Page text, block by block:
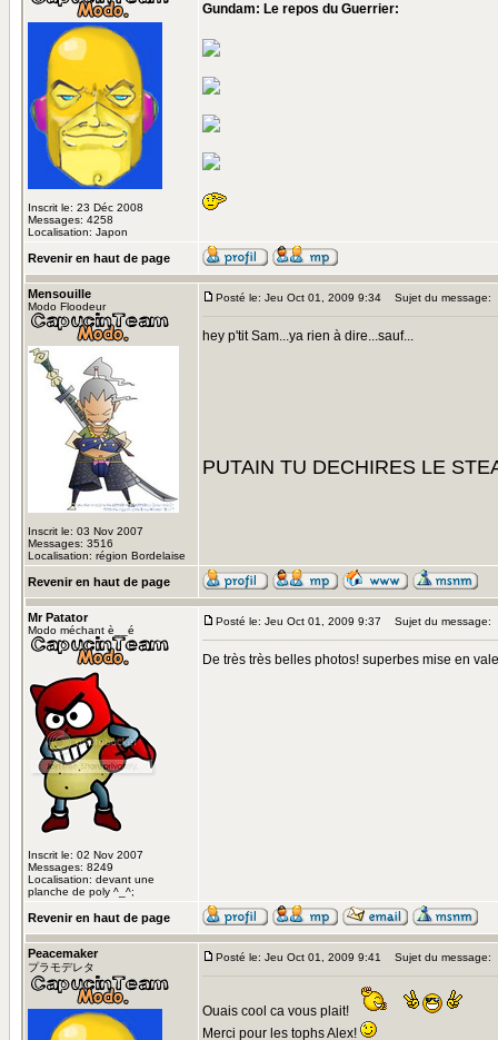
Inscrit le: 23 Déc 2008
Messages: 4258
Localisation: Japon
Gundam: Le repos du Guerrier:
Revenir en haut de page
Mensouille
Modo Floodeur
Inscrit le: 03 Nov 2007
Messages: 3516
Localisation: région Bordelaise
Posté le: Jeu Oct 01, 2009 9:34 Sujet du message:
hey p'tit Sam...ya rien à dire...sauf...
PUTAIN TU DECHIRES LE
Revenir en haut de page
Mr Patator
Modo méchant è__é
Inscrit le: 02 Nov 2007
Messages: 8249
Localisation: devant une
planche de poly ^_^;
Posté le: Jeu Oct 01, 2009 9:37 Sujet du message:
De très très belles photos! superbes mise en
Revenir en haut de page
Peacemaker
プラモデレタ
Posté le: Jeu Oct 01, 2009 9:41 Sujet du message:
Ouais cool ca vous plait!
Merci pour les tophs Alex!